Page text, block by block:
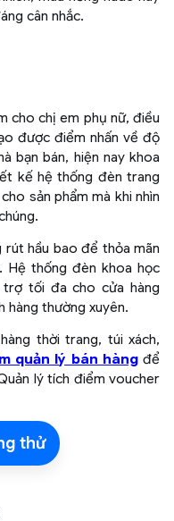
cân nhắc.
cho chị em phụ nữ, điều
được điểm nhấn về độ
bạn bán, hiện nay khoa
kế hệ thống đèn trang
sản phẩm mà khi nhìn
rút hầu bao để thỏa mãn
Hệ thống đèn khoa học
tối đa cho cửa hàng
hàng thường xuyên.
thời trang, túi xách,
quản lý bán hàngđể
lý tích điểm voucher
thử